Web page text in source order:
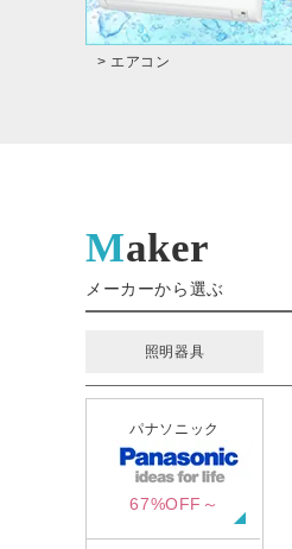
> エアコン
Maker
メーカーから選ぶ
照明器具
パナソニック
67%OFF～